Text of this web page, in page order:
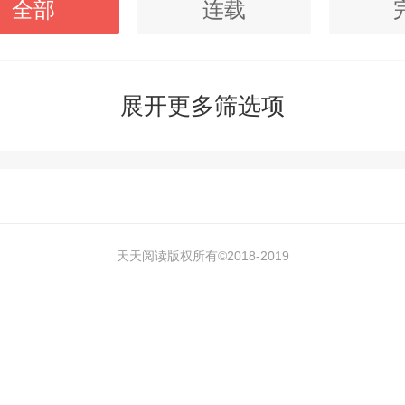
全部 连载
展开更多筛选项
天天阅读版权所有©2018-2019